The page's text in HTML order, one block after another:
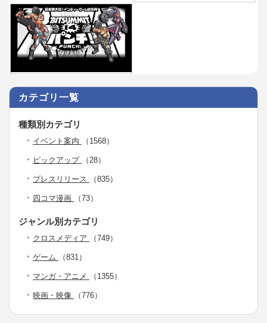
カテゴリ一覧
種類別カテゴリ
イベント案内 （1568）
ピックアップ （28）
プレスリリース （835）
四コマ漫画 （73）
ジャンル別カテゴリ
クロスメディア （749）
ゲーム （831）
マンガ・アニメ （1355）
映画・映像 （776）